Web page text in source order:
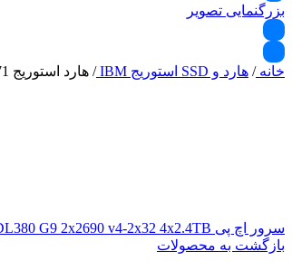
بزرگنمایی تصویر
خانه/ هارد و SSD استوریج IBM / هارد استوریج IBM 2TB LFF 7.2K 6G NL SAS 49Y1871
سرور اچ پی DL380 G9 2x2690 v4-2x32 4x2.4TB
بازگشت به محصولات